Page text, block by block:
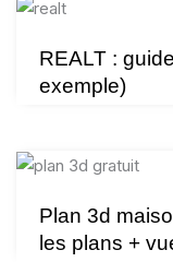
REALT :
exemple)
Plan 3d
les plans +